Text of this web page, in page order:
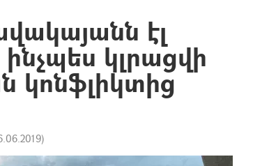
էլ
կլրացվի
կոնֆլիկտից
)